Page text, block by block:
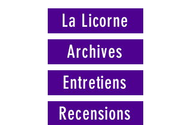
La Licorne
Archives
Entretiens
Recensions